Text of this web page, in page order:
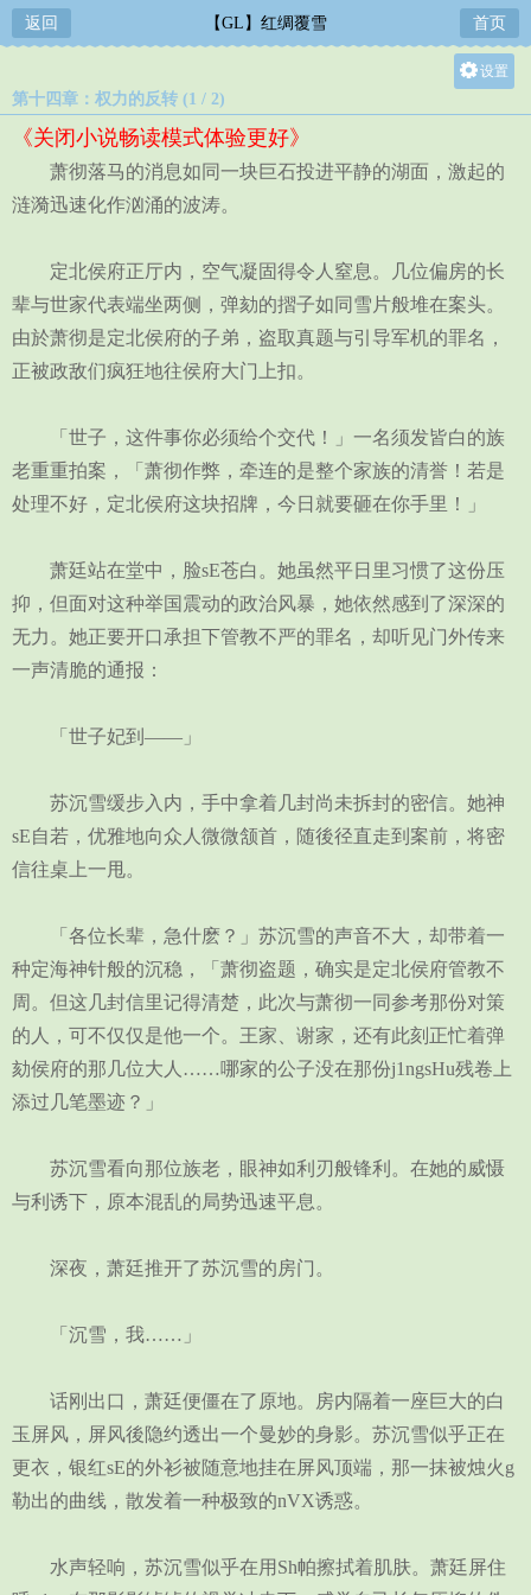
返回 【GL】红绸覆雪 首页
设置
中
第十四章：权力的反转 (1 / 2)
《关闭小说畅读模式体验更好》
萧彻落马的消息如同一块巨石投进平静的湖面，激起的
涟漪迅速化作汹涌的波涛。
定北侯府正厅内，空气凝固得令人窒息。几位偏房的长
辈与世家代表端坐两侧，弹劾的摺子如同雪片般堆在案头。
由於萧彻是定北侯府的子弟，盗取真题与引导军机的罪名，
正被政敌们疯狂地往侯府大门上扣。
「世子，这件事你必须给个交代！」一名须发皆白的族
老重重拍案，「萧彻作弊，牵连的是整个家族的清誉！若是
处理不好，定北侯府这块招牌，今日就要砸在你手里！」
萧廷站在堂中，脸sE苍白。她虽然平日里习惯了这份压
抑，但面对这种举国震动的政治风暴，她依然感到了深深的
无力。她正要开口承担下管教不严的罪名，却听见门外传来
一声清脆的通报：
「世子妃到——」
苏沉雪缓步入内，手中拿着几封尚未拆封的密信。她神
sE自若，优雅地向众人微微颔首，随後径直走到案前，将密
信往桌上一甩。
「各位长辈，急什麽？」苏沉雪的声音不大，却带着一
种定海神针般的沉稳，「萧彻盗题，确实是定北侯府管教不
周。但这几封信里记得清楚，此次与萧彻一同参考那份对策
的人，可不仅仅是他一个。王家、谢家，还有此刻正忙着弹
劾侯府的那几位大人……哪家的公子没在那份j1ngsHu残卷上
添过几笔墨迹？」
苏沉雪看向那位族老，眼神如利刃般锋利。在她的威慑
与利诱下，原本混乱的局势迅速平息。
深夜，萧廷推开了苏沉雪的房门。
「沉雪，我……」
话刚出口，萧廷便僵在了原地。房内隔着一座巨大的白
玉屏风，屏风後隐约透出一个曼妙的身影。苏沉雪似乎正在
更衣，银红sE的外衫被随意地挂在屏风顶端，那一抹被烛火g
勒出的曲线，散发着一种极致的nVX诱惑。
水声轻响，苏沉雪似乎在用Sh帕擦拭着肌肤。萧廷屏住